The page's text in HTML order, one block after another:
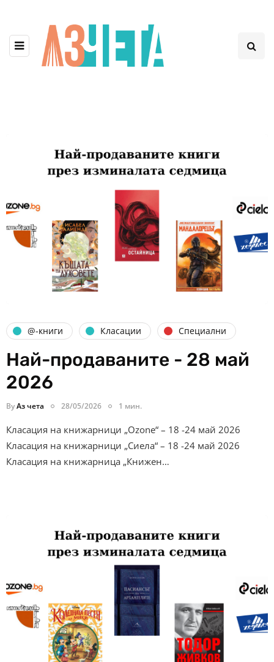
@-книги Класации Специални
Най-продаваните - 28 май
2026
ByАз чета 28/05/2026 1 мин.
Класация на книжарници „Ozone“ – 18 -24 май 2026
Класация на книжарници „Сиела“ – 18 -24 май 2026
Класация на книжарница „Книжен…